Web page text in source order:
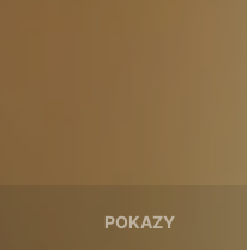
POKAZY